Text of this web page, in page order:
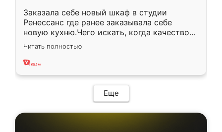
Заказала себе новый шкаф в студии
Ренессанс где ранее заказывала себе
новую кухню.Чего искать, когда качеством
вполне довольна. Служит кухня уже почти
два года, нареканий нет.
Читать полностью
Еще